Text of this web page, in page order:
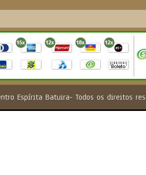
Espírita Batuira- Todos os